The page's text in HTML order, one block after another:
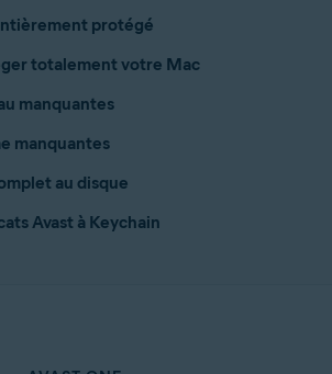
protégé
totalement votre Mac
manquantes
manquantes
au disque
Avast à Keychain